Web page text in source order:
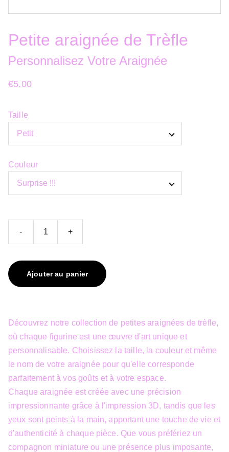
Petite araignée de Trèfle
Personnalisez Votre Araignée
€5.00
Taille
Couleur
- +
Ajouter au panier
Découvrez notre collection de petites araignées de trèfle,
où chaque figurine est une œuvre d'art unique et
personnalisable. Choisissez la taille, la couleur et même
le nom de votre araignée pour qu'elle corresponde
parfaitement à vos goûts et à votre espace.
Chaque araignée est créée avec une précision
impressionnante grâce à l'impression 3D, tandis que les
yeux sont peints à la main, apportant une touche de vie et
d'authenticité à chaque pièce. Que vous préfériez un
compagnon miniature ou une présence plus imposante,